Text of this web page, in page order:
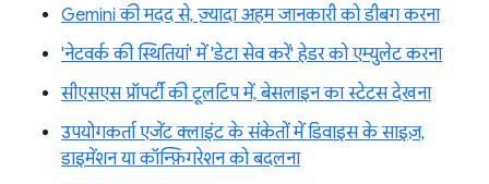
Gemini की मदद से, ज़्यादा अहम जानकारी को डीबग करना
'नेटवर्क की स्थितियां' में 'डेटा सेव करें' हेडर को एम्युलेट करना
सीएसएस प्रॉपर्टी की टूलटिप में, बेसलाइन का स्टेटस देखना
उपयोगकर्ता एजेंट क्लाइंट के संकेतों में डिवाइस के साइज़,
डाइमेंशन या कॉन्फ़िगरेशन को बदलना